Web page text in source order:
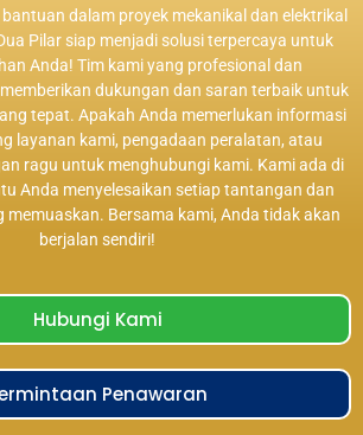
dalam proyek mekanikal dan elektrikal
Pilar siap menjadi solusi terpercaya untuk
Anda! Tim kami yang profesional dan
dukungan dan saran terbaik untuk
tepat. Apakah Anda memerlukan informasi
layanan kami, pengadaan peralatan, atau
ragu untuk menghubungi kami. Kami ada di
Anda menyelesaikan setiap tantangan dan
memuaskan. Bersama kami, Anda tidak akan
berjalan sendiri!
Hubungi Kami
Penawaran